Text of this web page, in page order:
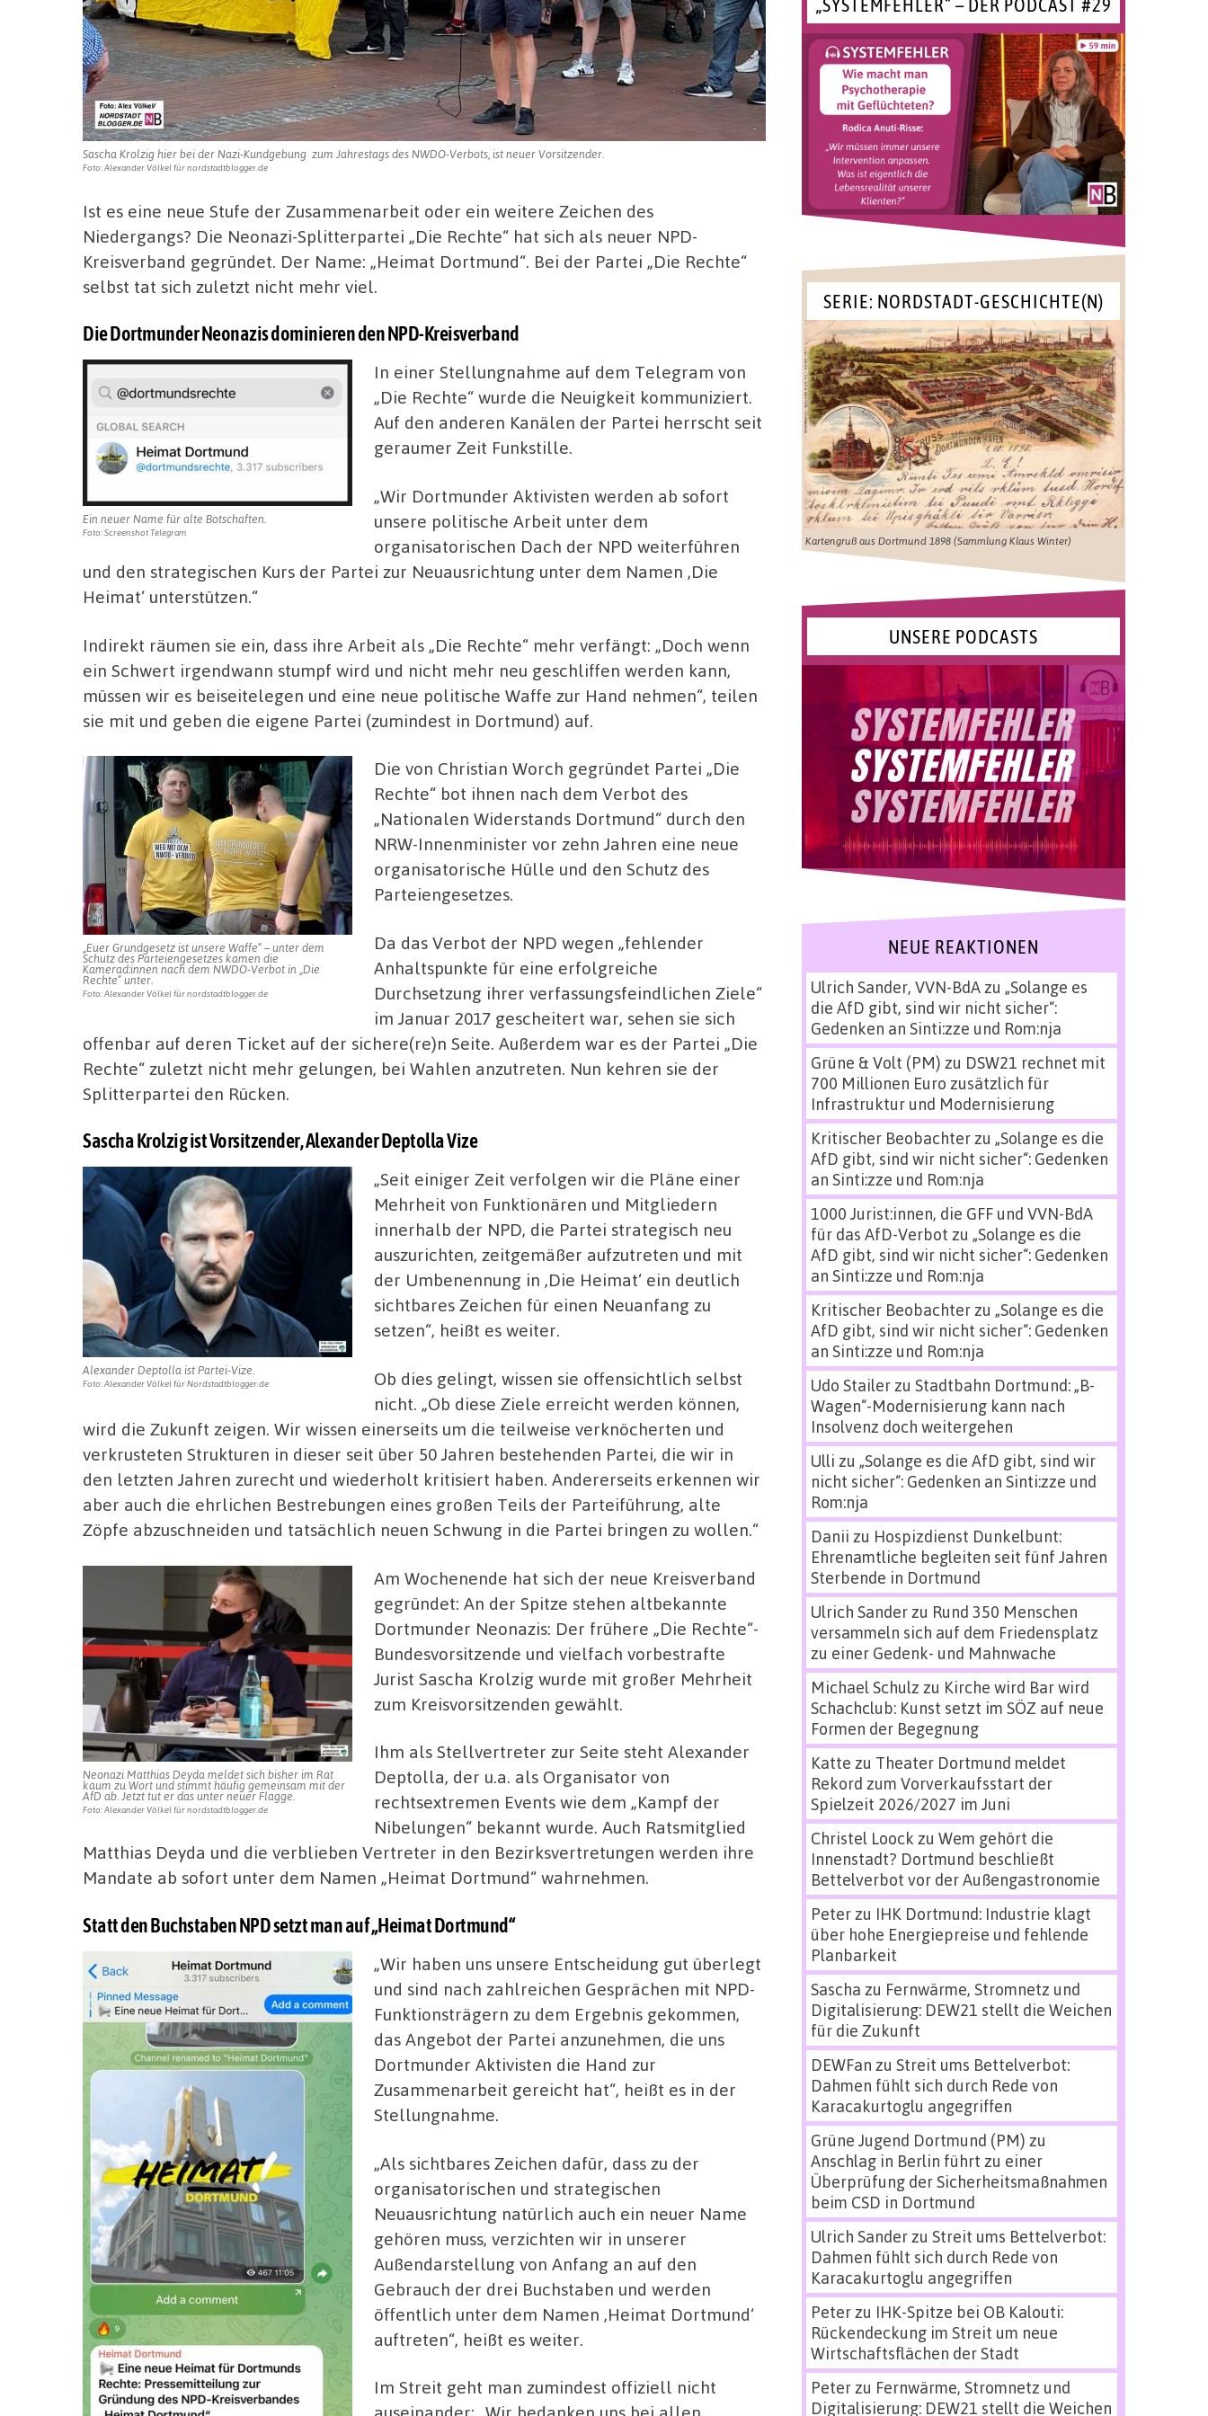
Sascha Krolzig hier bei der Nazi-Kundgebung zum Jahrestags des NWDO-Verbots, ist neuer Vorsitzender.
Foto: Alexander Völkel für nordstadtblogger.de
Ist es eine neue Stufe der Zusammenarbeit oder ein weitere Zeichen des
Niedergangs? Die Neonazi-Splitterpartei „Die Rechte“ hat sich als neuer NPD-
Kreisverband gegründet. Der Name: „Heimat Dortmund“. Bei der Partei „Die Rechte“
selbst tat sich zuletzt nicht mehr viel.
Die Dortmunder Neonazis dominieren den NPD-Kreisverband
Ein neuer Name für alte Botschaften.
Foto: Screenshot Telegram
In einer Stellungnahme auf dem Telegram von
„Die Rechte“ wurde die Neuigkeit kommuniziert.
Auf den anderen Kanälen der Partei herrscht seit
geraumer Zeit Funkstille.
„Wir Dortmunder Aktivisten werden ab sofort
unsere politische Arbeit unter dem
organisatorischen Dach der NPD weiterführen
und den strategischen Kurs der Partei zur Neuausrichtung unter dem Namen ‚Die
Heimat‘ unterstützen.“
Indirekt räumen sie ein, dass ihre Arbeit als „Die Rechte“ mehr verfängt: „Doch wenn
ein Schwert irgendwann stumpf wird und nicht mehr neu geschliffen werden kann,
müssen wir es beiseitelegen und eine neue politische Waffe zur Hand nehmen“, teilen
sie mit und geben die eigene Partei (zumindest in Dortmund) auf.
„Euer Grundgesetz ist unsere Waffe“ – unter dem
Schutz des Parteiengesetzes kamen die
Kamerad:innen nach dem NWDO-Verbot in „Die
Rechte“ unter.
Foto: Alexander Völkel für nordstadtblogger.de
Die von Christian Worch gegründet Partei „Die
Rechte“ bot ihnen nach dem Verbot des
„Nationalen Widerstands Dortmund“ durch den
NRW-Innenminister vor zehn Jahren eine neue
organisatorische Hülle und den Schutz des
Parteiengesetzes.
Da das Verbot der NPD wegen „fehlender
Anhaltspunkte für eine erfolgreiche
Durchsetzung ihrer verfassungsfeindlichen Ziele“
im Januar 2017 gescheitert war, sehen sie sich
offenbar auf deren Ticket auf der sichere(re)n Seite. Außerdem war es der Partei „Die
Rechte“ zuletzt nicht mehr gelungen, bei Wahlen anzutreten. Nun kehren sie der
Splitterpartei den Rücken.
Sascha Krolzig ist Vorsitzender, Alexander Deptolla Vize
Alexander Deptolla ist Partei-Vize.
Foto: Alexander Völkel für Nordstadtblogger.de
„Seit einiger Zeit verfolgen wir die Pläne einer
Mehrheit von Funktionären und Mitgliedern
innerhalb der NPD, die Partei strategisch neu
auszurichten, zeitgemäßer aufzutreten und mit
der Umbenennung in ‚Die Heimat‘ ein deutlich
sichtbares Zeichen für einen Neuanfang zu
setzen“, heißt es weiter.
Ob dies gelingt, wissen sie offensichtlich selbst
nicht. „Ob diese Ziele erreicht werden können,
wird die Zukunft zeigen. Wir wissen einerseits um die teilweise verknöcherten und
verkrusteten Strukturen in dieser seit über 50 Jahren bestehenden Partei, die wir in
den letzten Jahren zurecht und wiederholt kritisiert haben. Andererseits erkennen wir
aber auch die ehrlichen Bestrebungen eines großen Teils der Parteiführung, alte
Zöpfe abzuschneiden und tatsächlich neuen Schwung in die Partei bringen zu wollen.“
Neonazi Matthias Deyda meldet sich bisher im Rat
kaum zu Wort und stimmt häufig gemeinsam mit der
AfD ab. Jetzt tut er das unter neuer Flagge.
Foto: Alexander Völkel für nordstadtblogger.de
Am Wochenende hat sich der neue Kreisverband
gegründet: An der Spitze stehen altbekannte
Dortmunder Neonazis: Der frühere „Die Rechte“-
Bundesvorsitzende und vielfach vorbestrafte
Jurist Sascha Krolzig wurde mit großer Mehrheit
zum Kreisvorsitzenden gewählt.
Ihm als Stellvertreter zur Seite steht Alexander
Deptolla, der u.a. als Organisator von
rechtsextremen Events wie dem „Kampf der
Nibelungen“ bekannt wurde. Auch Ratsmitglied
Matthias Deyda und die verblieben Vertreter in den Bezirksvertretungen werden ihre
Mandate ab sofort unter dem Namen „Heimat Dortmund“ wahrnehmen.
Statt den Buchstaben NPD setzt man auf „Heimat Dortmund“
„Wir haben uns unsere Entscheidung gut überlegt
und sind nach zahlreichen Gesprächen mit NPD-
Funktionsträgern zu dem Ergebnis gekommen,
das Angebot der Partei anzunehmen, die uns
Dortmunder Aktivisten die Hand zur
Zusammenarbeit gereicht hat“, heißt es in der
Stellungnahme.
„Als sichtbares Zeichen dafür, dass zu der
organisatorischen und strategischen
Neuausrichtung natürlich auch ein neuer Name
gehören muss, verzichten wir in unserer
Außendarstellung von Anfang an auf den
Gebrauch der drei Buchstaben und werden
öffentlich unter dem Namen ‚Heimat Dortmund‘
auftreten“, heißt es weiter.
Im Streit geht man zumindest offiziell nicht
„SYSTEMFEHLER“ – DER PODCAST #29
SERIE: NORDSTADT-GESCHICHTE(N)
Kartengruß aus Dortmund 1898 (Sammlung Klaus Winter)
UNSERE PODCASTS
NEUE REAKTIONEN
Ulrich Sander, VVN-BdAzu „Solange es
die AfD gibt, sind wir nicht sicher“:
Gedenken an Sinti:zze und Rom:nja
Grüne & Volt (PM) zu DSW21 rechnet mit
700 Millionen Euro zusätzlich für
Infrastruktur und Modernisierung
Kritischer Beobachterzu „Solange es die
AfD gibt, sind wir nicht sicher“: Gedenken
an Sinti:zze und Rom:nja
1000 Jurist:innen, die GFF und VVN-BdA
für das AfD-Verbot zu „Solange es die
AfD gibt, sind wir nicht sicher“: Gedenken
an Sinti:zze und Rom:nja
Kritischer Beobachterzu „Solange es die
AfD gibt, sind wir nicht sicher“: Gedenken
an Sinti:zze und Rom:nja
Udo Stailerzu Stadtbahn Dortmund: „B-
Wagen“-Modernisierung kann nach
Insolvenz doch weitergehen
Ulli zu „Solange es die AfD gibt, sind wir
nicht sicher“: Gedenken an Sinti:zze und
Rom:nja
Danii zu Hospizdienst Dunkelbunt:
Ehrenamtliche begleiten seit fünf Jahren
Sterbende in Dortmund
Ulrich Sanderzu Rund 350 Menschen
versammeln sich auf dem Friedensplatz
zu einer Gedenk- und Mahnwache
Michael Schulz zu Kirche wird Bar wird
Schachclub: Kunst setzt im SÖZ auf neue
Formen der Begegnung
Katte zu Theater Dortmund meldet
Rekord zum Vorverkaufsstart der
Spielzeit 2026/2027 im Juni
Christel Loock zu Wem gehört die
Innenstadt? Dortmund beschließt
Bettelverbot vor der Außengastronomie
Peterzu IHK Dortmund: Industrie klagt
über hohe Energiepreise und fehlende
Planbarkeit
Sascha zu Fernwärme, Stromnetz und
Digitalisierung: DEW21 stellt die Weichen
für die Zukunft
DEWFan zu Streit ums Bettelverbot:
Dahmen fühlt sich durch Rede von
Karacakurtoglu angegriffen
Grüne Jugend Dortmund (PM) zu
Anschlag in Berlin führt zu einer
Überprüfung der Sicherheitsmaßnahmen
beim CSD in Dortmund
Ulrich Sanderzu Streit ums Bettelverbot:
Dahmen fühlt sich durch Rede von
Karacakurtoglu angegriffen
Peterzu IHK-Spitze bei OB Kalouti:
Rückendeckung im Streit um neue
Wirtschaftsflächen der Stadt
Peterzu Fernwärme, Stromnetz und
Digitalisierung: DEW21 stellt die Weichen